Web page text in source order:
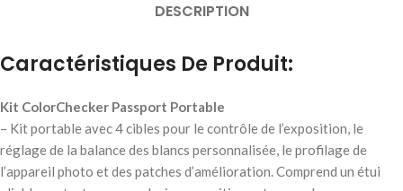
DESCRIPTION
Caractéristiques De Produit:
Kit ColorChecker Passport Portable
– Kit portable avec 4 cibles pour le contrôle de l’exposition, le
réglage de la balance des blancs personnalisée, le profilage de
l’appareil photo et des patches d’amélioration. Comprend un étui